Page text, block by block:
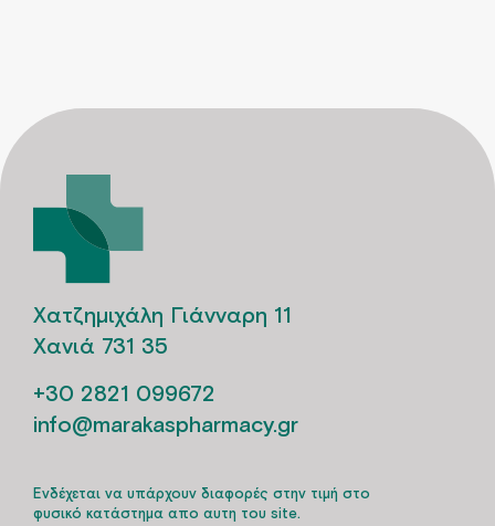
Χατζημιχάλη Γιάνναρη 11
Χανιά 731 35
+30 2821 099672
info@marakaspharmacy.gr
Ενδέχεται να υπάρχουν διαφορές στην τιμή στο
φυσικό κατάστημα απο αυτη του site.